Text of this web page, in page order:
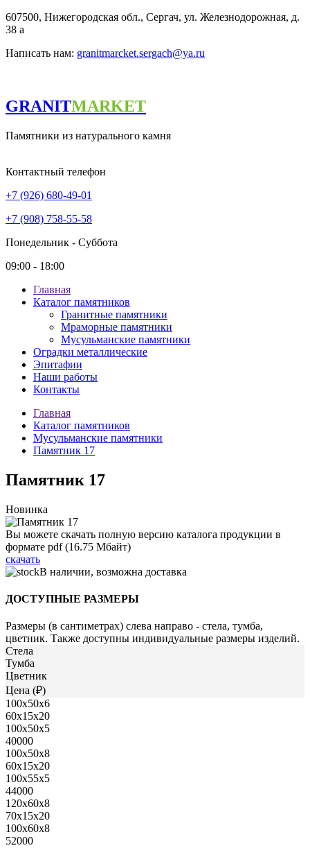
607500, Нижегородская обл., Сергач, ул. Железнодорожная, д.
38 а
Написать нам: granitmarcket.sergach@ya.ru
GRANITMARKET
Памятники из натурального камня
Контактный телефон
+7 (926) 680-49-01
+7 (908) 758-55-58
Понедельник - Суббота
09:00 - 18:00
Главная
Каталог памятников
Гранитные памятники
Мраморные памятники
Мусульманские памятники
Оградки металлические
Эпитафии
Наши работы
Контакты
Главная
Каталог памятников
Мусульманские памятники
Памятник 17
Памятник 17
Новинка
Вы можете скачать полную версию каталога продукции в
формате pdf (16.75 Мбайт)
скачать
В наличии, возможна доставка
ДОСТУПНЫЕ РАЗМЕРЫ
Размеры (в сантиметрах) слева направо - стела, тумба,
цветник. Также доступны индивидуальные размеры изделий.
Стела
Тумба
Цветник
Цена (₽)
100x50х6
60х15х20
100х50х5
40000
100x50x8
60х15х20
100х55х5
44000
120x60x8
70х15х20
100x60х8
52000